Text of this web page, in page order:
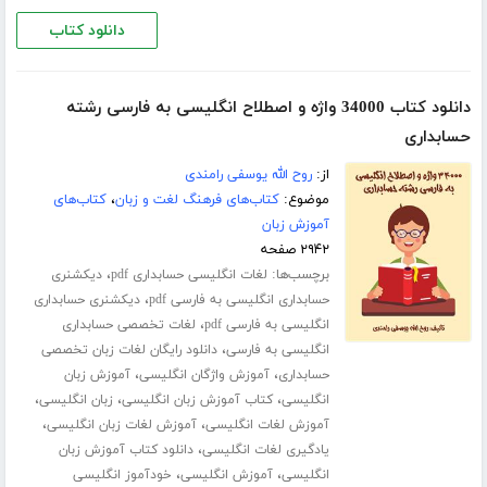
دانلود کتاب
دانلود کتاب 34000 واژه و اصطلاح انگلیسی به فارسی رشته
حسابداری
از:روح الله یوسفی رامندی
موضوع:کتاب‌های فرهنگ لغت و زبان،کتاب‌های
آموزش زبان
۲۹۴۲ صفحه
برچسب‌ها: لغات انگلیسی حسابداری pdf ،دیکشنری
حسابداری انگلیسی به فارسی pdf
،دیکشنری حسابداری
انگلیسی به فارسی pdf
، لغات تخصصی حسابداری
انگلیسی به فارسی،دانلود رایگان لغات زبان تخصصی
حسابداری،آموزش واژگان انگلیسی،آموزش زبان
انگلیسی،کتاب آموزش زبان انگلیسی، زبان انگلیسی،
آموزش لغات انگلیسی،آموزش لغات زبان انگلیسی،
یادگیری لغات انگلیسی،دانلود کتاب آموزش زبان
انگلیسی،آموزش انگلیسی، خودآموز انگلیسی